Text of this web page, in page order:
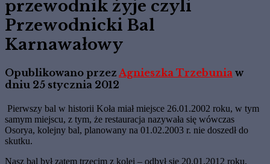
przewodnik żyje czyli
Przewodnicki Bal
Karnawałowy
Opublikowano przez Agnieszka Trzebunia w
dniu 25 stycznia 2012
Pierwszy bal w historii Koła miał miejsce 26.01.2002 roku, w tym
samym miejscu, z tym, że restauracja nazywała się wówczas
Osorya, kolejny bal, planowany na 01.02.2003 r. nie doszedł do
skutku.
Nasz bal był zatem trzecim z kolei – odbył się 20.01.2012 roku,